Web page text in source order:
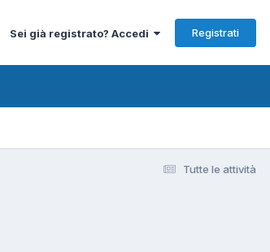
Sei già registrato? Accedi Registrati
Tutte le attività